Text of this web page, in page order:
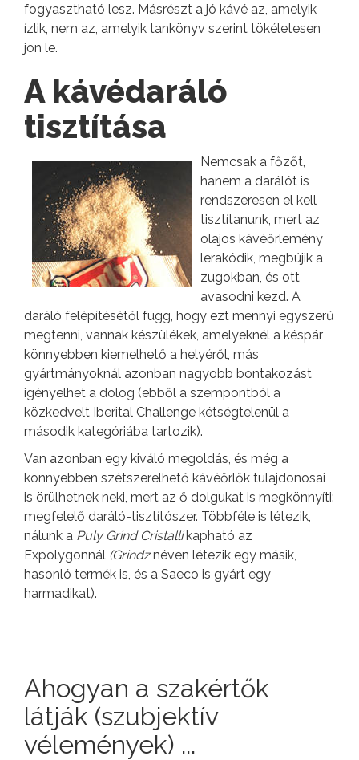
fogyasztható lesz. Másrészt a jó kávé az, amelyik
ízlik, nem az, amelyik tankönyv szerint tökéletesen
jön le.
A kávédaráló
tisztítása
Nemcsak a főzőt,
hanem a darálót is
rendszeresen el kell
tisztítanunk, mert az
olajos kávéőrlemény
lerakódik, megbújik a
zugokban, és ott
avasodni kezd. A
daráló felépítésétől függ, hogy ezt mennyi egyszerű
megtenni, vannak készülékek, amelyeknél a késpár
könnyebben kiemelhető a helyéről, más
gyártmányoknál azonban nagyobb bontakozást
igényelhet a dolog (ebből a szempontból a
közkedvelt Iberital Challenge kétségtelenül a
második kategóriába tartozik).
Van azonban egy kiváló megoldás, és még a
könnyebben szétszerelhető kávéőrlők tulajdonosai
is örülhetnek neki, mert az ő dolgukat is megkönnyíti:
megfelelő daráló-tisztítószer. Többféle is létezik,
nálunk a Puly Grind Cristallikapható az
Expolygonnál (Grindznéven létezik egy másik,
hasonló termék is, és a Saeco is gyárt egy
harmadikat).
Ahogyan a szakértők
látják (szubjektív
vélemények) ...